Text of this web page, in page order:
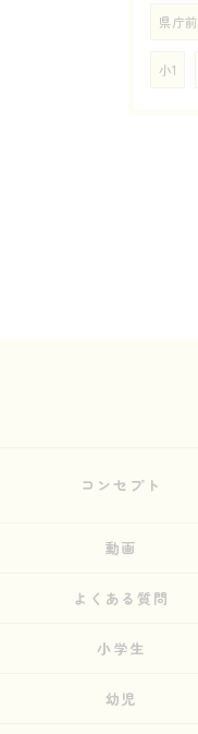
県庁前
小1
コンセプト
動画
よくある質問
小学生
幼児